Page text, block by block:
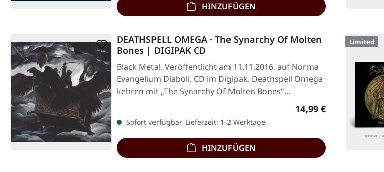
HINZUFÜGEN
DEATHSPELL OMEGA · The Synarchy Of Molten
Bones | DIGIPAK CD
Black Metal. Veröffentlicht am 11.11.2016, auf Norma
Evangelium Diaboli. CD im Digipak. Deathspell Omega
kehren mit „The Synarchy Of Molten Bones"…
Regulärer Preis:
14,99 €
Sofort verfügbar, Lieferzeit: 1-2 Werktage
HINZUFÜGEN
Limited